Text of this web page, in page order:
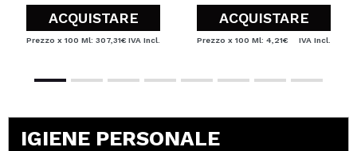
ACQUISTARE
Prezzo x 100 Ml: 307,31€ IVA Incl.
ACQUISTARE
Prezzo x 100 Ml: 4,21€ IVA Incl.
IGIENE PERSONALE